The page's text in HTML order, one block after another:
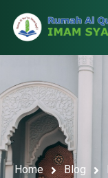
Home Blog